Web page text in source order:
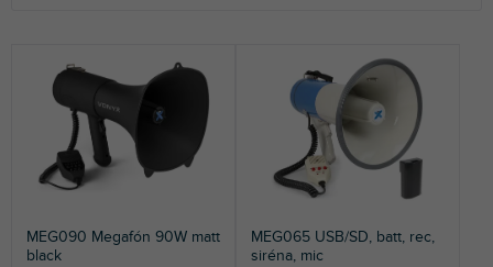
NAJDRAHŠIE
NAJPREDÁVANEJŠIE
ABECEDNE
MEG090 Megafón 90W matt
black
MEG065 USB/SD, batt, rec,
siréna, mic